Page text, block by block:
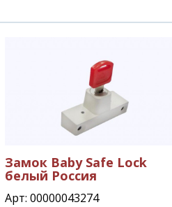
Замок Baby Safe Lock
белый Россия
Арт: 00000043274